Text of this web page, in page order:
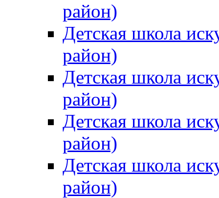
район)
Детская школа
район)
Детская школа
район)
Детская школа
район)
Детская школа
район)